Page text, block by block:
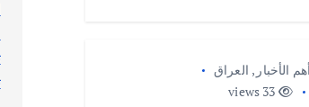
أهم الأخبار , العراق